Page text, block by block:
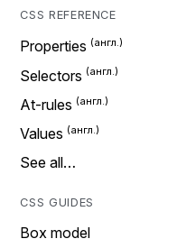
CSS REFERENCE
Properties
Selectors
At-rules
Values
See all…
CSS GUIDES
Box model